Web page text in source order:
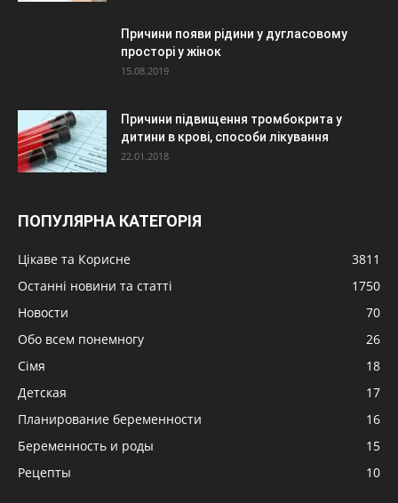
Причини появи рідини у дугласовому
просторі у жінок
15.08.2019
Причини підвищення тромбокрита у
дитини в крові, способи лікування
22.01.2018
ПОПУЛЯРНА КАТЕГОРІЯ
Цікаве та Корисне
3811
Останні новини та статті
1750
Новости
70
Обо всем понемногу
26
Сімя
18
Детская
17
Планирование беременности
16
Беременность и роды
15
Рецепты
10